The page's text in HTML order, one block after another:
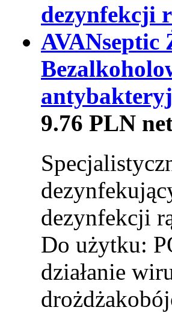
9.76 PLN
dezynfekcji
Do użytku:
działanie